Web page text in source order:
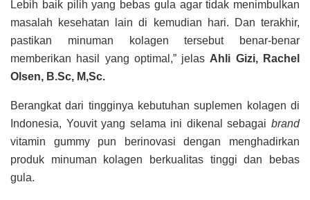
Lebih baik pilih yang bebas gula agar tidak menimbulkan
masalah kesehatan lain di kemudian hari. Dan terakhir,
pastikan minuman kolagen tersebut benar-benar
memberikan hasil yang optimal,” jelas Ahli Gizi, Rachel
Olsen, B.Sc, M,Sc.
Berangkat dari tingginya kebutuhan suplemen kolagen di
Indonesia, Youvit yang selama ini dikenal sebagai brand
vitamin gummy pun berinovasi dengan menghadirkan
produk minuman kolagen berkualitas tinggi dan bebas
gula.